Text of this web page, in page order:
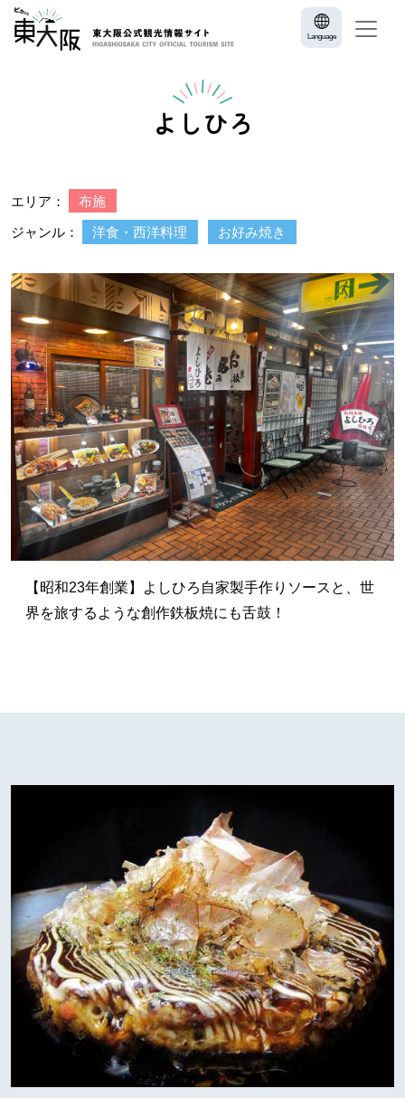
Language
よしひろ
エリア： 布施
ジャンル： 洋食・西洋料理 お好み焼き
【昭和23年創業】よしひろ自家製手作りソースと、世
界を旅するような創作鉄板焼にも舌鼓！